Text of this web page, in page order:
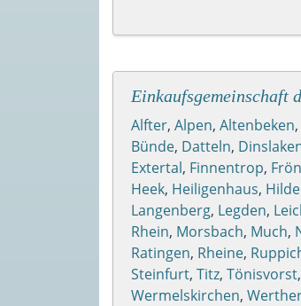
Einkaufsgemeinschaft
Alfter, Alpen, Altenbeken,
Bünde, Datteln,
Extertal, Finnentrop,
Heek, Heiligenhaus,
Langenberg, Legden,
Rhein, Morsbach, Much,
Ratingen, Rheine,
Steinfurt, Titz, Tönisvorst,
Wermelskirchen,